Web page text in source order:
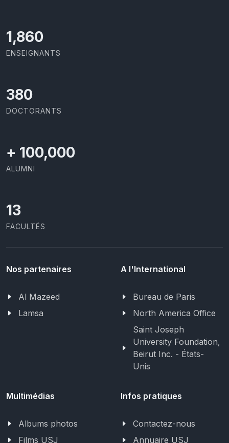
1,973
ENSEIGNANTS
403
DOCTORANTS
+ 100,000
ALUMNI
13
FACULTÉS
Nos partenaires
Al Mazeed
Lamsa
A l'International
Bureau de Paris
North America Office
Saint Joseph
University Foundation,
Beirut Inc. - États-
Unis
Multimédias
Albums photos
Films USJ
Infos pratiques
Contactez-nous
Annuaire USJ